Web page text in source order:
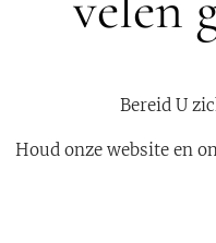
Bereid U
Houd onze website en